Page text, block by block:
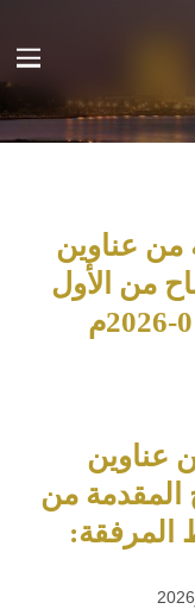
من عناوين
من الأول
عناوين
المقدمة من
المرفقة: